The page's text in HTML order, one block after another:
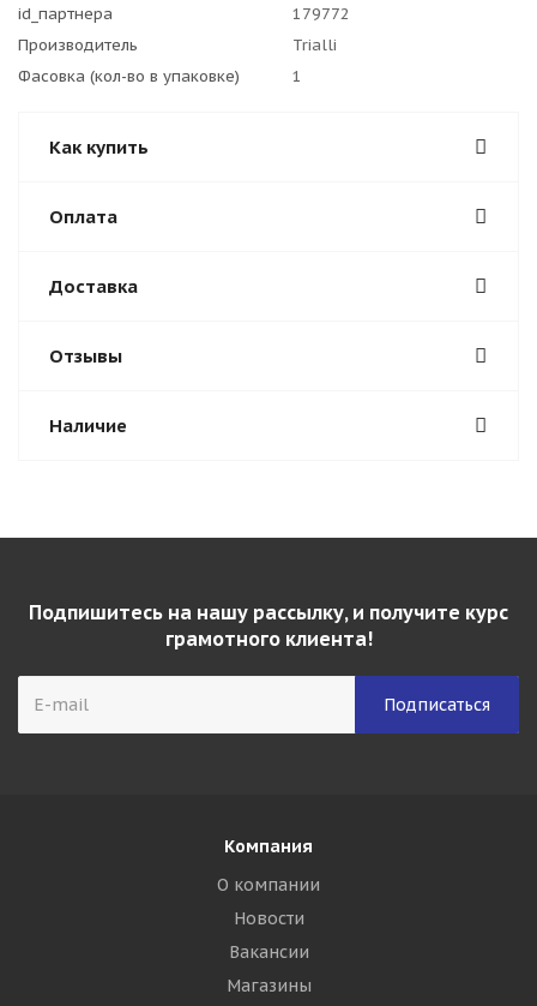
id_партнера
179772
Производитель
Trialli
Фасовка (кол-во в упаковке)
1
Как купить
Оплата
Доставка
Отзывы
Наличие
Подпишитесь на нашу рассылку, и получите курс
грамотного клиента!
Компания
О компании
Новости
Вакансии
Магазины